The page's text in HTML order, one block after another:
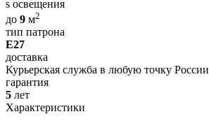
s освещения
до 9 м2
тип патрона
E27
доставка
Курьерская служба в любую точку России
гарантия
5 лет
Характеристики